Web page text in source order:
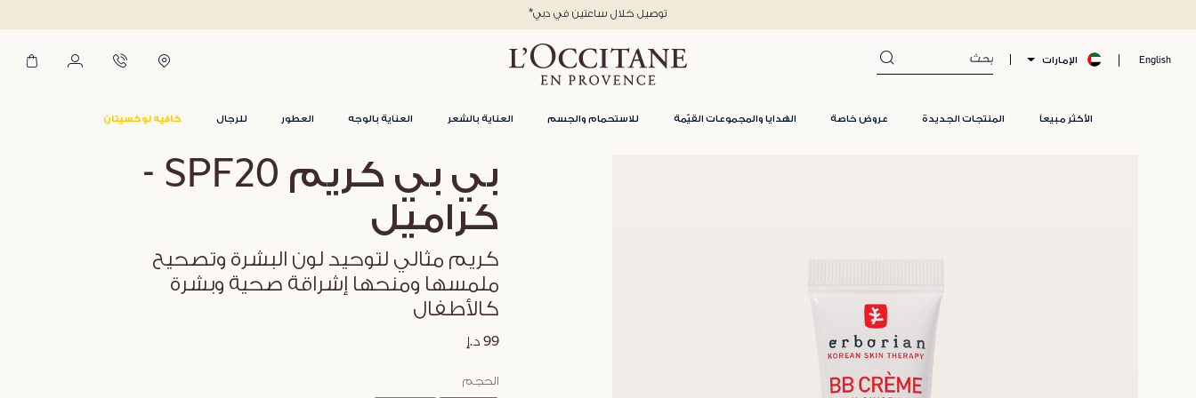
English الإمارات
الأكثر مبيعاً المنتجات الجديدة عروض خاصة الهدايا والمجموعات القيّمة للاستحمام والجسم العناية بالشعر العناية بالوجه العطور للرجال كافيه لوكسيتان
*توصيل خلال ساعتين في دبي
بي بي كريم SPF20 -
كراميل
كريم مثالي لتوحيد لون البشرة وتصحيح
ملمسها ومنحها إشراقة صحية وبشرة
كالأطفال
99 د.إ
الحجم